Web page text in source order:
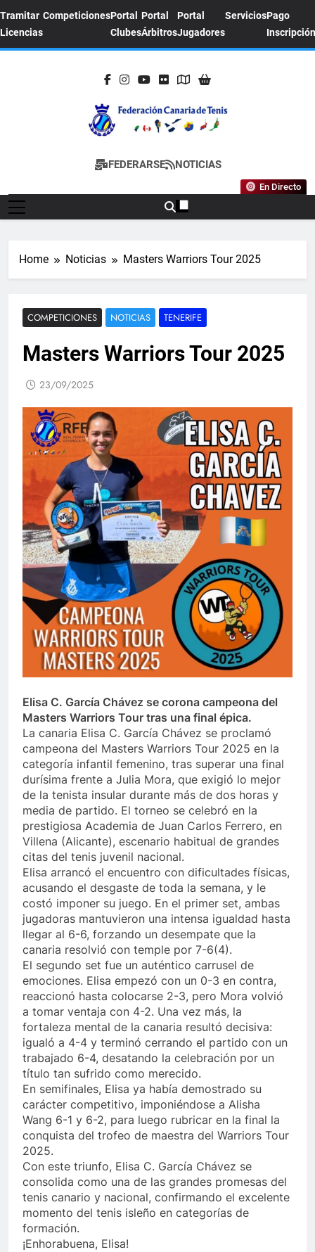
Tramitar
Licencias
CompeticionesPortal
Clubes
Portal
Árbitros
Portal
Jugadores
ServiciosPago
Inscripción
FEDERACION
CANARIA DE
TENIS
Sitio Oficial De La Federación Canaria De
FEDERARSE NOTICIAS
En Directo
Home Noticias Masters Warriors Tour 2025
COMPETICIONES NOTICIAS TENERIFE
Masters Warriors Tour 2025
23/09/2025
Elisa C. García Chávez se corona campeona del
Masters Warriors Tour tras una final épica.
La canaria Elisa C. García Chávez se proclamó
campeona del Masters Warriors Tour 2025 en la
categoría infantil femenino, tras superar una final
durísima frente a Julia Mora, que exigió lo mejor
de la tenista insular durante más de dos horas y
media de partido. El torneo se celebró en la
prestigiosa Academia de Juan Carlos Ferrero, en
Villena (Alicante), escenario habitual de grandes
citas del tenis juvenil nacional.
Elisa arrancó el encuentro con dificultades físicas,
acusando el desgaste de toda la semana, y le
costó imponer su juego. En el primer set, ambas
jugadoras mantuvieron una intensa igualdad hasta
llegar al 6-6, forzando un desempate que la
canaria resolvió con temple por 7-6(4).
El segundo set fue un auténtico carrusel de
emociones. Elisa empezó con un 0-3 en contra,
reaccionó hasta colocarse 2-3, pero Mora volvió
a tomar ventaja con 4-2. Una vez más, la
fortaleza mental de la canaria resultó decisiva:
igualó a 4-4 y terminó cerrando el partido con un
trabajado 6-4, desatando la celebración por un
título tan sufrido como merecido.
En semifinales, Elisa ya había demostrado su
carácter competitivo, imponiéndose a Alisha
Wang 6-1 y 6-2, para luego rubricar en la final la
conquista del trofeo de maestra del Warriors Tour
2025.
Con este triunfo, Elisa C. García Chávez se
consolida como una de las grandes promesas del
tenis canario y nacional, confirmando el excelente
momento del tenis isleño en categorías de
formación.
¡Enhorabuena, Elisa!